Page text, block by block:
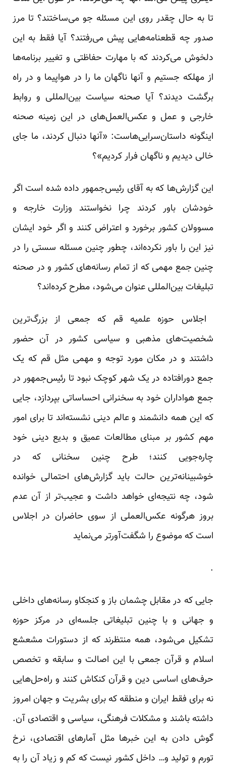
تا به ‏حال چقدر روی این مسئله جو می‌ساختند؟ تا مرز
صدور چه قطعنامه‌هایی پیش می‌رفتند؟ آیا فقط به این
دلخوش ‏می‌کردند که با مهارت حفاظتی و تغییر برنامه‌ها
از مهلکه جستیم و آنها ناگهان ما را در هواپیما و در راه
برگشت دیدند؟ ‏آیا صحنه سیاست بین‌المللی و روابط
خارجی و عمل و عکس‌العمل‌های در این زمینه صحنه
اینگونه ‏داستان‌سرایی‌هاست: «آنها دنبال کردند، ما جای
خالی دیدیم و ناگهان فرار کردیم»؟ ‏
این گزارش‌ها که به آقای رئیس‌جمهور داده شده است اگر
خودشان باور کردند چرا نخواستند وزارت خارجه و
‏مسوولان کشور برخورد و اعتراض کنند و اگر خود ایشان
نیز این را باور نکرده‌اند، چطور چنین مسئله سستی را در
‏چنین جمع مهمی که از تمام رسانه‌های کشور و در صحنه
تبلیغات بین‌المللی عنوان می‌شود، مطرح کرده‌اند؟
‏ اجلاس حوزه علمیه قم که جمعی از بزرگ‌ترین
شخصیت‌های مذهبی و سیاسی کشور در آن حضور
داشتند و در مکان ‏مورد توجه و مهمی مثل قم که یک
جمع دورافتاده در یک شهر کوچک نبود تا رئیس‌جمهور در
جمع هواداران خود به ‏سخنرانی احساساتی بپردازد، جایی
که این همه دانشمند و عالم دینی نشسته‌اند تا برای امور
مهم کشور بر مبنای ‏مطالعات عمیق و بدیع دینی خود
چاره‌جویی کنند؛ طرح چنین سخنانی که در
خوشبینانه‌ترین حالت باید گزارش‌های ‏احتمالی خوانده
شود، چه نتیجه‌ای خواهد داشت و عجیب‌تر از آن عدم
بروز هرگونه عکس‌العملی از سوی حاضران در ‏اجلاس
است که موضوع را شگفت‌آورتر می‌نماید
جایی که در مقابل چشمان باز و کنجکاو رسانه‌های داخلی
و جهانی و با چنین تبلیغاتی جلسه‌ای در مرکز حوزه
تشکیل ‏می‌شود، همه منتظرند که از دستورات مشعشع
اسلام و قرآن جمعی با این اصالت و سابقه و تخصص
حرف‌های اساسی ‏دین و قرآن کنکاش کنند و راه‌حل‌هایی
نه برای فقط ایران و منطقه که برای بشریت و جهان امروز
داشته باشند و ‏مشکلات فرهنگی، سیاسی و اقتصادی آن.
گوش دادن به این خبرها مثل آمارهای اقتصادی، نرخ
تورم و تولید و… داخل ‏کشور نیست که کم و زیاد آن را به